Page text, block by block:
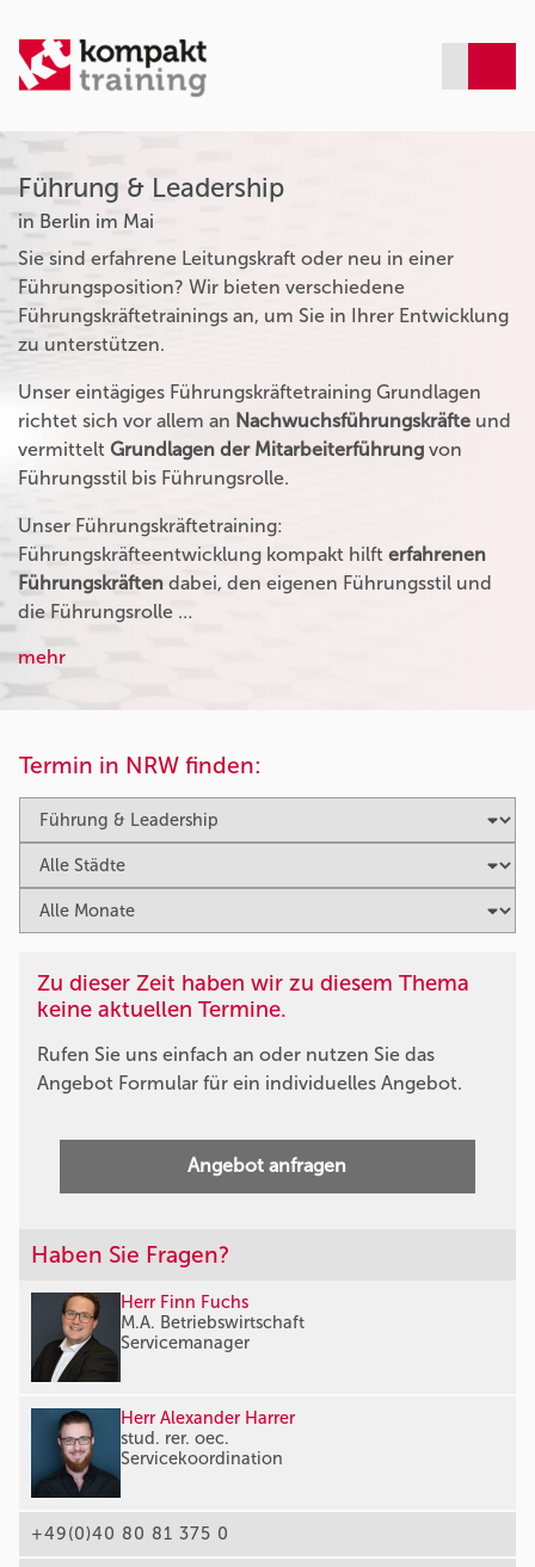
Führung & Leadership
in Berlin im Mai
Sie sind erfahrene Leitungskraft oder neu in einer
Führungsposition? Wir bieten verschiedene
Führungskräftetrainings an, um Sie in Ihrer Entwicklung
zu unterstützen.
Unser eintägiges Führungskräftetraining Grundlagen
richtet sich vor allem an Nachwuchsführungskräfte und
vermittelt Grundlagen der Mitarbeiterführung von
Führungsstil bis Führungsrolle.
Unser Führungskräftetraining:
Führungskräfteentwicklung kompakt hilft erfahrenen
Führungskräften dabei, den eigenen Führungsstil und
die Führungsrolle …
mehr
Termin in NRW finden:
Zu dieser Zeit haben wir zu diesem Thema
keine aktuellen Termine.
Rufen Sie uns einfach an oder nutzen Sie das
Angebot Formular für ein individuelles Angebot.
Angebot anfragen
Haben Sie Fragen?
Herr Finn Fuchs
M.A. Betriebswirtschaft
Servicemanager
Herr Alexander Harrer
stud. rer. oec.
Servicekoordination
+49(0)40 80 81 375 0